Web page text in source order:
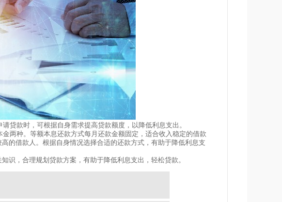
贷款时，可根据自身需求提高贷款额度，以降低利息支出。
两种。等额本息还款方式每月还款金额固定，适合收入稳定的借款
的借款人。根据自身情况选择合适的还款方式，有助于降低利息支
识，合理规划贷款方案，有助于降低利息支出，轻松贷款。